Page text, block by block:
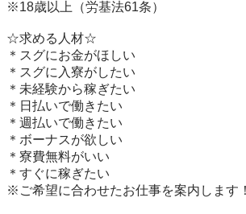
※18歳以上（労基法61条）
☆求める人材☆
＊スグにお金がほしい
＊スグに入寮がしたい
＊未経験から稼ぎたい
＊日払いで働きたい
＊週払いで働きたい
＊ボーナスが欲しい
＊寮費無料がいい
＊すぐに稼ぎたい
※ご希望に合わせたお仕事を案内します！